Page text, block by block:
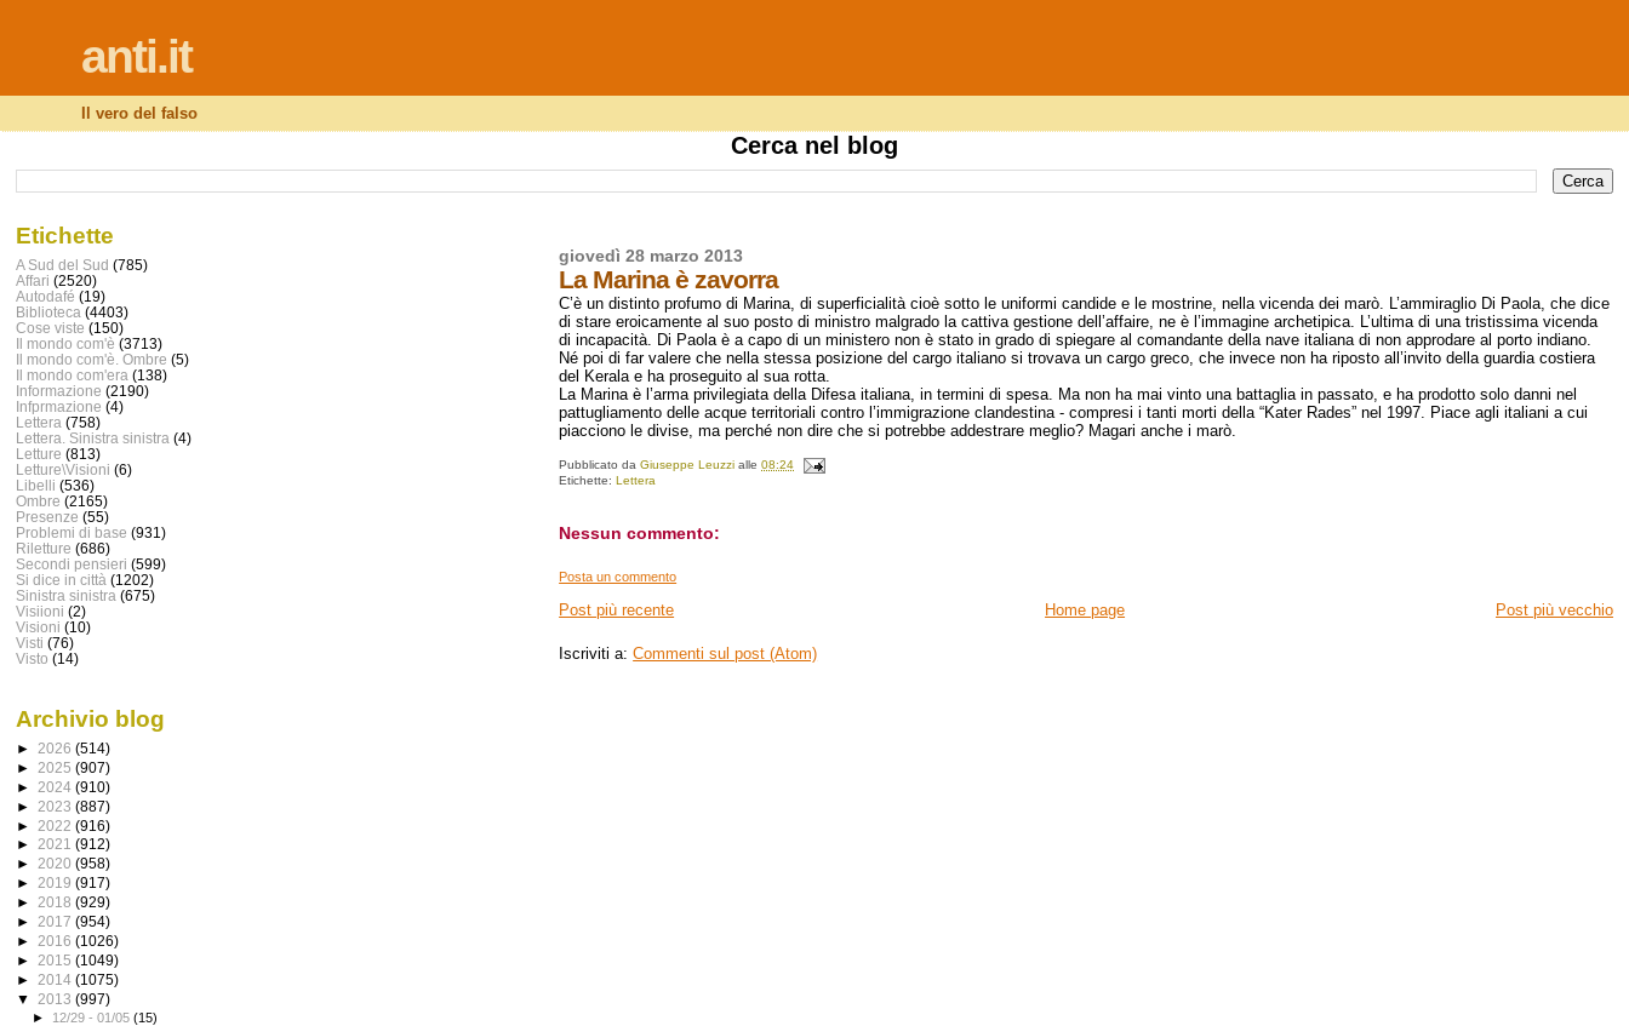
anti.it
Il vero del falso
Cerca nel blog
giovedì 28 marzo 2013
La Marina è zavorra
C’è un distinto profumo di Marina, di superficialità cioè sotto le uniformi candide e le mostrine, nella vicenda dei marò. L’ammiraglio Di Paola, che dice
di stare eroicamente al suo posto di ministro malgrado la cattiva gestione dell’affaire, ne è l’immagine archetipica. L’ultima di una tristissima vicenda
di incapacità. Di Paola è a capo di un ministero non è stato in grado di spiegare al comandante della nave italiana di non approdare al porto indiano.
Né poi di far valere che nella stessa posizione del cargo italiano si trovava un cargo greco, che invece non ha riposto all’invito della guardia costiera
del Kerala e ha proseguito al sua rotta.
La Marina è l’arma privilegiata della Difesa italiana, in termini di spesa. Ma non ha mai vinto una battaglia in passato, e ha prodotto solo danni nel
pattugliamento delle acque territoriali contro l’immigrazione clandestina - compresi i tanti morti della “Kater Rades” nel 1997. Piace agli italiani a cui
piacciono le divise, ma perché non dire che si potrebbe addestrare meglio? Magari anche i marò.
Pubblicato daGiuseppe Leuzzi alle08:24
Etichette:Lettera
Nessun commento:
Posta un commento
Post più recente Post più vecchio
Home page
Iscriviti a:Commenti sul post (Atom)
Etichette
A Sud del Sud (785)
Affari (2520)
Autodafé (19)
Biblioteca (4403)
Cose viste (150)
Il mondo com'è (3713)
Il mondo com'è. Ombre (5)
Il mondo com'era (138)
Informazione (2190)
Infprmazione (4)
Lettera (758)
Lettera. Sinistra sinistra (4)
Letture (813)
Letture\Visioni (6)
Libelli (536)
Ombre (2165)
Presenze (55)
Problemi di base (931)
Riletture (686)
Secondi pensieri (599)
Si dice in città (1202)
Sinistra sinistra (675)
Visiioni (2)
Visioni (10)
Visti (76)
Visto (14)
Archivio blog
► 2026 (514)
► 2025 (907)
► 2024 (910)
► 2023 (887)
► 2022 (916)
► 2021 (912)
► 2020 (958)
► 2019 (917)
► 2018 (929)
► 2017 (954)
► 2016 (1026)
► 2015 (1049)
► 2014 (1075)
▼ 2013 (997)
► 12/29 - 01/05(15)